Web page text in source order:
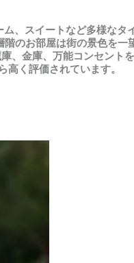
ム、 スイートなど多様なタ
階のお部屋は街の景色を一
、金庫、万能コンセントを
高 く 評価されています。